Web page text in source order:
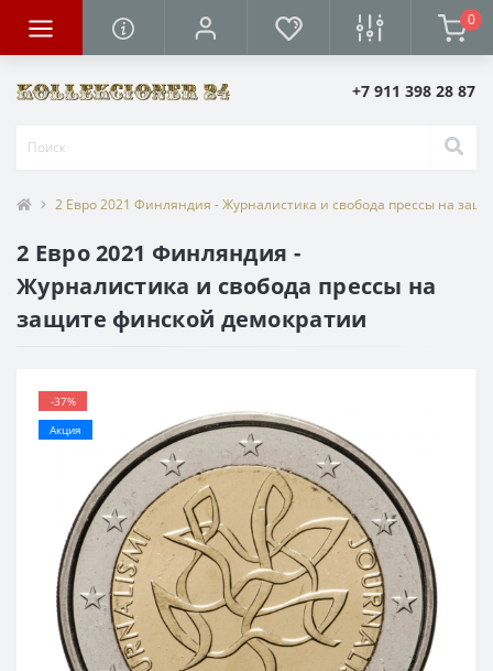
0
+7 911 398 28 87
2 Евро 2021 Финляндия - Журналистика и свобода прессы на
2 Евро 2021 Финляндия -
Журналистика и свобода прессы на
защите финской демократии
-37%
Акция